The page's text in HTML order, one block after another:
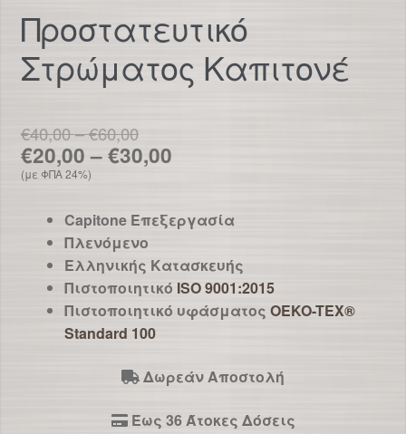
Προστατευτικό
Στρώματος Καπιτονέ
€40,00–€60,00Price
range:
€40,00
€20,00 –€30,00Price
through
(με ΦΠΑ 24%)
Capitone Επεξεργασία
Πλενόμενο
Ελληνικής Κατασκευής
Πιστοποιητικό ISO 9001:2015
Πιστοποιητικό υφάσματος OEKO-TEX®
Standard 100
Δωρεάν Αποστολή
Έως 36 Άτοκες Δόσεις